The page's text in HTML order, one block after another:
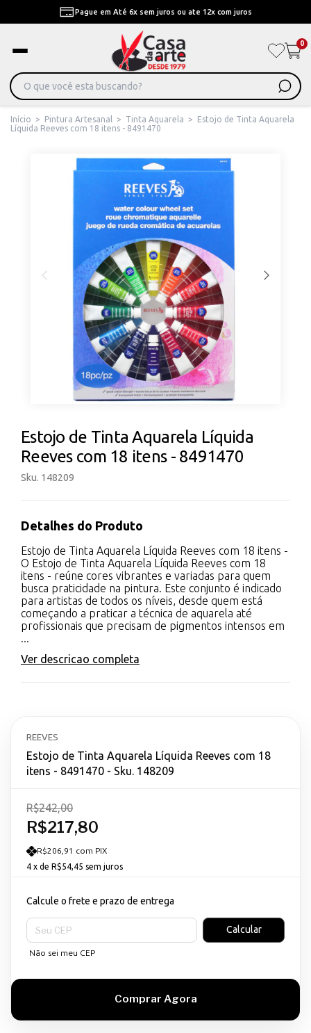
Pague em Até 6x sem juros ou ate 12x com juros
0
Início > Pintura Artesanal > Tinta Aquarela >
Estojo de Tinta Aquarela
Líquida Reeves com 18 itens - 8491470
Estojo de Tinta Aquarela Líquida
Reeves com 18 itens - 8491470
Sku. 148209
Detalhes do Produto
Estojo de Tinta Aquarela Líquida Reeves com 18 itens -
O Estojo de Tinta Aquarela Líquida Reeves com 18
itens - reúne cores vibrantes e variadas para quem
busca praticidade na pintura. Este conjunto é indicado
para artistas de todos os níveis, desde quem está
começando a praticar a técnica de aquarela até
profissionais que precisam de pigmentos intensos em
...
Ver descricao completa
REEVES
Estojo de Tinta Aquarela Líquida Reeves com 18
itens - 8491470 - Sku. 148209
R$217,80
R$242,00
R$206,91 com PIX
4 x de R$54,45 sem juros
Calcule o frete e prazo de entrega
Entregas para o CEP:
Calcular
Não sei meu CEP